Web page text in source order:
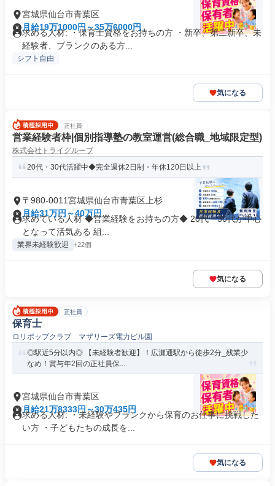
宮城県仙台市青葉区
月給19万1000円～35万6000円
求める人材: ・保育士資格をお持ちの方 ・新卒、第二新卒、未
経験者、ブランクのある方...
シフト自由
気になる
正社員
営業経験者枠|個別指導塾の教室運営(総合職_地域限定型)
株式会社トライグループ
20代・30代活躍中◆完全週休2日制・年休120日以上
〒980-0011宮城県仙台市青葉区上杉
月給31万円～40万円
求めている人材 ◆営業経験をお持ちの方◆ 20代・30代が中心
となって活気ある 組...
業界未経験歓迎 +22個
気になる
正社員
保育士
ロリポップクラブ マザリーズ電力ビル園
◎駅近5分以内◎ 【未経験者歓迎】！広瀬通駅から徒歩2分_残業少
なめ！賞与年2回の正社員保...
宮城県仙台市青葉区
月給21万8333円～30万435円
求める人材: ・未経験やブランクから保育のお仕事に挑戦した
い方 ・子どもたちの成長を...
気になる